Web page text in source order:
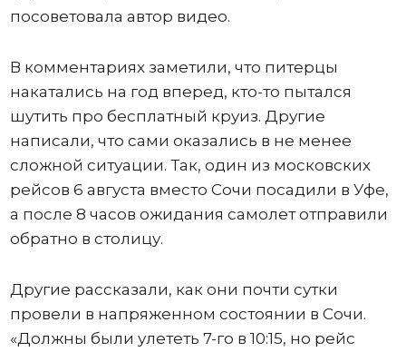
посоветовала автор видео.
В комментариях заметили, что питерцы
накатались на год вперед, кто-то пытался
шутить про бесплатный круиз. Другие
написали, что сами оказались в не менее
сложной ситуации. Так, один из московских
рейсов 6 августа вместо Сочи посадили в Уфе,
а после 8 часов ожидания самолет отправили
обратно в столицу.
Другие рассказали, как они почти сутки
провели в напряженном состоянии в Сочи.
«Должны были улететь 7-го в 10:15, но рейс